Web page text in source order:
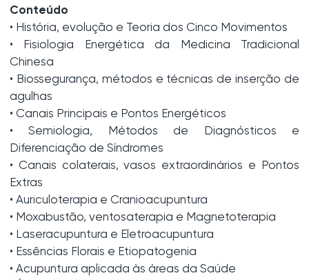
Conteúdo
• História, evolução e Teoria dos Cinco Movimentos
• Fisiologia Energética da Medicina Tradicional
Chinesa
• Biossegurança, métodos e técnicas de inserção de
agulhas
• Canais Principais e Pontos Energéticos
• Semiologia, Métodos de Diagnósticos e
Diferenciação de Síndromes
• Canais colaterais, vasos extraordinários e Pontos
Extras
• Auriculoterapia e Cranioacupuntura
• Moxabustão, ventosaterapia e Magnetoterapia
• Laseracupuntura e Eletroacupuntura
• Essências Florais e Etiopatogenia
• Acupuntura aplicada às áreas da Saúde